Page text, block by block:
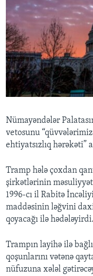
Nümayəndələr
vetosunu
ehtiyatsızlıq hərəkəti”
Tramp hələ çoxdan
şirkətlərinin
1996-cı il Rabitə
maddəsinin ləğvini
qoyacağı ilə hədələyirdi.
Trampın layihə ilə
qoşunlarını vətənə
nüfuzuna xələl